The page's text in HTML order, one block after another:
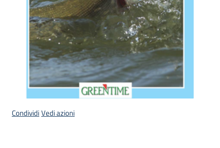
Agricoltura
Seguici
CondividiVedi azioni